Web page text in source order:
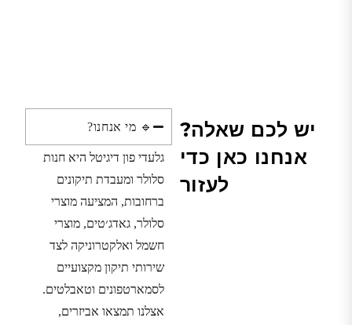
יש לכם שאלה?
אנחנו כאן כדי
לעזור
🔹 מי אנחנו?
גלעדי פון דיגיטל היא חנות
סלולר ומעבדת תיקונים
ברחובות, המציעה מוצרי
סלולר, גאדג׳טים, מוצרי
חשמל ואלקטרוניקה לצד
שירותי תיקון מקצועיים
לסמארטפונים וטאבלטים.
אצלנו תמצאו אביזרים,